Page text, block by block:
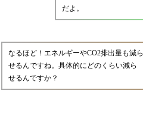
だよ。
なるほど！エネルギーやCO2排出量も減ら
せるんですね。具体的にどのくらい減ら
せるんですか？